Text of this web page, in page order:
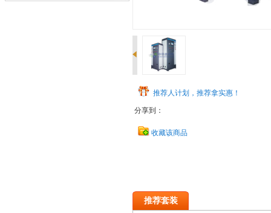
推荐人计划，推荐拿实惠！
分享到：
收藏该商品
推荐套装